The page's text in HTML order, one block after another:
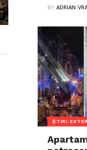
BYADRIAN
ȘTIRI